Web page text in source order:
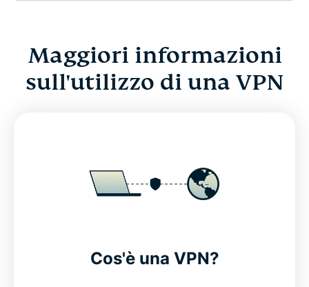
Maggiori informazioni
sull'utilizzo di una VPN
Cos'è una VPN?